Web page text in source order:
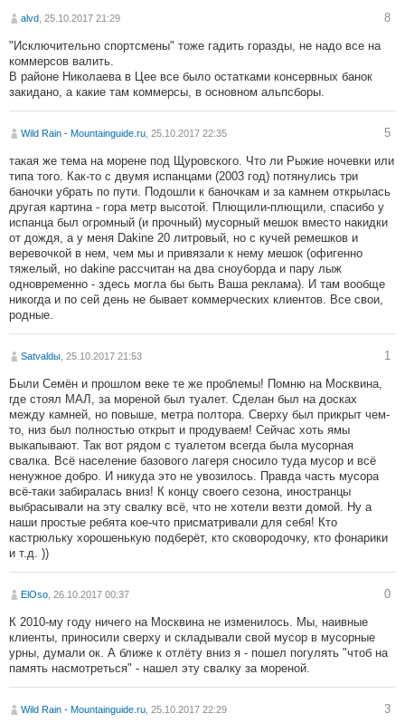
alvd , 25.10.2017 21:29 8
"Исключительно спортсмены" тоже гадить горазды, не надо все на
коммерсов валить.
В районе Николаева в Цее все было остатками консервных банок
закидано, а какие там коммерсы, в основном альпсборы.
Wild Rain - Mountainguide.ru , 25.10.2017 22:35 5
такая же тема на морене под Щуровского. Что ли Рыжие ночевки или
типа того. Как-то с двумя испанцами (2003 год) потянулись три
баночки убрать по пути. Подошли к баночкам и за камнем открылась
другая картина - гора метр высотой. Плющили-плющили, спасибо у
испанца был огромный (и прочный) мусорный мешок вместо накидки
от дождя, а у меня Dakine 20 литровый, но с кучей ремешков и
веревочкой в нем, чем мы и привязали к нему мешок (офигенно
тяжелый, но dakine рассчитан на два сноуборда и пару лыж
одновременно - здесь могла бы быть Ваша реклама). И там вообще
никогда и по сей день не бывает коммерческих клиентов. Все свои,
родные.
Satvaldы , 25.10.2017 21:53 1
Были Семён и прошлом веке те же проблемы! Помню на Москвина,
где стоял МАЛ, за мореной был туалет. Сделан был на досках
между камней, но повыше, метра полтора. Сверху был прикрыт чем-
то, низ был полностью открыт и продуваем! Сейчас хоть ямы
выкапывают. Так вот рядом с туалетом всегда была мусорная
свалка. Всё население базового лагеря сносило туда мусор и всё
ненужное добро. И никуда это не увозилось. Правда часть мусора
всё-таки забиралась вниз! К концу своего сезона, иностранцы
выбрасывали на эту свалку всё, что не хотели везти домой. Ну а
наши простые ребята кое-что присматривали для себя! Кто
кастрюльку хорошенькую подберёт, кто сковородочку, кто фонарики
и т.д. ))
ElOso , 26.10.2017 00:37 0
К 2010-му году ничего на Москвина не изменилось. Мы, наивные
клиенты, приносили сверху и складывали свой мусор в мусорные
урны, думали ок. А ближе к отлёту вниз я - пошел погулять "чтоб на
память насмотреться" - нашел эту свалку за мореной.
Wild Rain - Mountainguide.ru , 25.10.2017 22:29 3